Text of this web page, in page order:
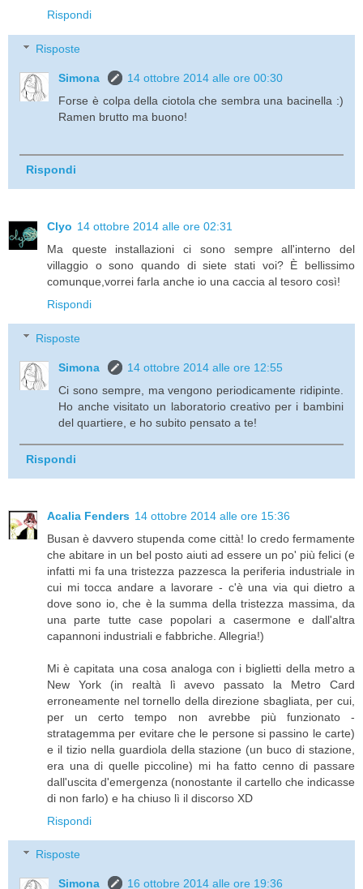
Rispondi
Risposte
Simona
14 ottobre 2014 alle ore 00:30
Forse è colpa della ciotola che sembra una bacinella :)
Ramen brutto ma buono!
Rispondi
Clyo 14 ottobre 2014 alle ore 02:31
Ma queste installazioni ci sono sempre all'interno del
villaggio o sono quando di siete stati voi? È bellissimo
comunque,vorrei farla anche io una caccia al tesoro così!
Rispondi
Risposte
Simona
14 ottobre 2014 alle ore 12:55
Ci sono sempre, ma vengono periodicamente ridipinte.
Ho anche visitato un laboratorio creativo per i bambini
del quartiere, e ho subito pensato a te!
Rispondi
Acalia Fenders 14 ottobre 2014 alle ore 15:36
Busan è davvero stupenda come città! Io credo fermamente
che abitare in un bel posto aiuti ad essere un po' più felici (e
infatti mi fa una tristezza pazzesca la periferia industriale in
cui mi tocca andare a lavorare - c'è una via qui dietro a
dove sono io, che è la summa della tristezza massima, da
una parte tutte case popolari a casermone e dall'altra
capannoni industriali e fabbriche. Allegria!)
Mi è capitata una cosa analoga con i biglietti della metro a
New York (in realtà lì avevo passato la Metro Card
erroneamente nel tornello della direzione sbagliata, per cui,
per un certo tempo non avrebbe più funzionato -
stratagemma per evitare che le persone si passino le carte)
e il tizio nella guardiola della stazione (un buco di stazione,
era una di quelle piccoline) mi ha fatto cenno di passare
dall'uscita d'emergenza (nonostante il cartello che indicasse
di non farlo) e ha chiuso lì il discorso XD
Rispondi
Risposte
Simona 16 ottobre 2014 alle ore 19:36